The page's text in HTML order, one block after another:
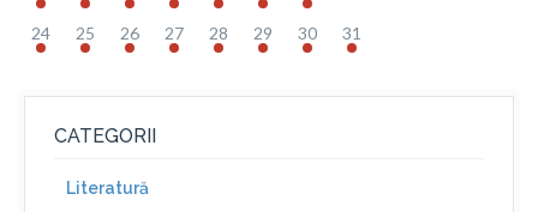
24 25 26 27 28 29 30 31
CATEGORII
Literatură